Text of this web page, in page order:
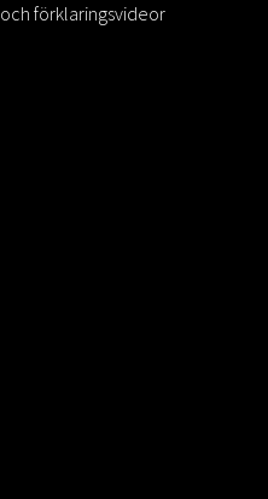
förklaringsvideor